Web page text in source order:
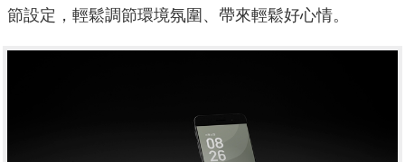
節設定，輕鬆調節環境氛圍、帶來輕鬆好心情。